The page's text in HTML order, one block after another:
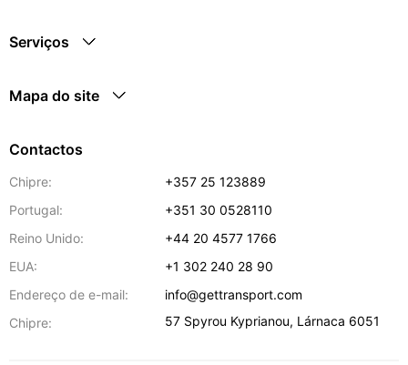
Serviços
Mapa do site
Contactos
Chipre:
+357 25 123889
Portugal:
+351 30 0528110
Reino Unido:
+44 20 4577 1766
EUA:
+1 302 240 28 90
Endereço de e-mail:
info@gettransport.com
Chipre:
57 Spyrou Kyprianou, Lárnaca 6051